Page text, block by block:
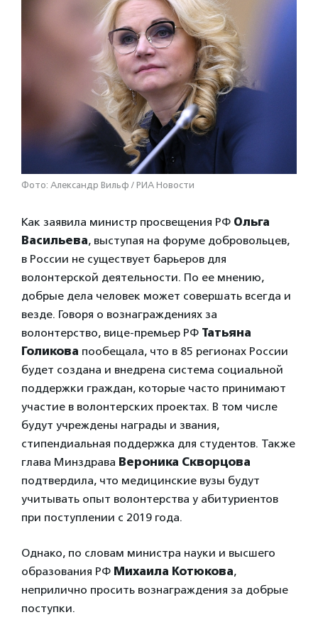
Фото: Александр Вильф / РИА Новости
Как заявила министр просвещения РФ Ольга
Васильева, выступая на форуме добровольцев,
в России не существует барьеров для
волонтерской деятельности. По ее мнению,
добрые дела человек может совершать всегда и
везде. Говоря о вознаграждениях за
волонтерство, вице-премьер РФ Татьяна
Голикова пообещала, что в 85 регионах России
будет создана и внедрена система социальной
поддержки граждан, которые часто принимают
участие в волонтерских проектах. В том числе
будут учреждены награды и звания,
стипендиальная поддержка для студентов. Также
глава Минздрава Вероника Скворцова
подтвердила, что медицинские вузы будут
учитывать опыт волонтерства у абитуриентов
при поступлении с 2019 года.
Однако, по словам министра науки и высшего
образования РФ Михаила Котюкова,
неприлично просить вознаграждения за добрые
поступки.